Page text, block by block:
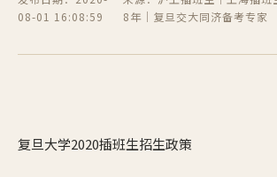
08-01 16:08:59
8年｜复旦交大同济备考专家
复旦大学2020插班生招生政策